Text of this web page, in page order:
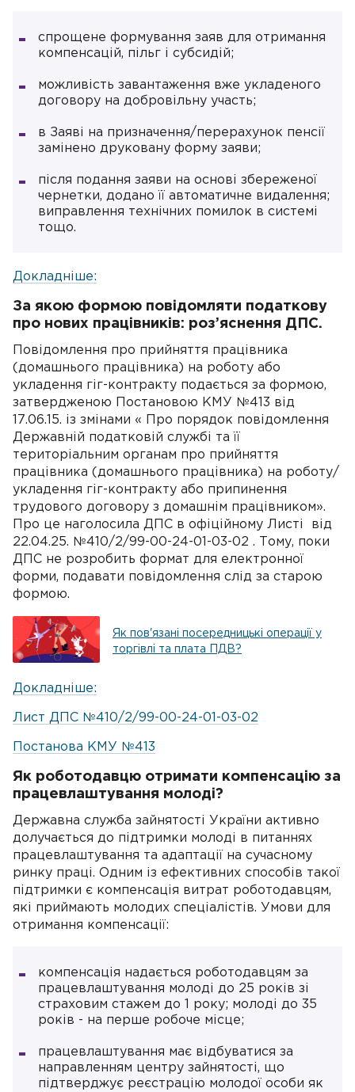
спрощене формування заяв для отримання
компенсацій, пільг і субсидій;
можливість завантаження вже укладеного
договору на добровільну участь;
в Заяві на призначення/перерахунок пенсії
замінено друковану форму заяви;
після подання заяви на основі збереженої
чернетки, додано її автоматичне видалення;
виправлення технічних помилок в системі
тощо.
Докладніше:
За якою формою повідомляти податкову
про нових працівників: роз’яснення ДПС.
Повідомлення про прийняття працівника
(домашнього працівника) на роботу або
укладення гіг-контракту подається за формою,
затвердженою Постановою КМУ №413 від
17.06.15. із змінами « Про порядок повідомлення
Державній податковій службі та її
територіальним органам про прийняття
працівника (домашнього працівника) на роботу/
укладення гіг-контракту або припинення
трудового договору з домашнім працівником».
Про це наголосила ДПС в офіційному Листі від
22.04.25. №410/2/99-00-24-01-03-02 . Тому, поки
ДПС не розробить формат для електронної
форми, подавати повідомлення слід за старою
формою.
Як пов'язані посередницькі операції у
торгівлі та плата ПДВ?
Докладніше:
Лист ДПС №410/2/99-00-24-01-03-02
Постанова КМУ №413
Як роботодавцю отримати компенсацію за
працевлаштування молоді?
Державна служба зайнятості України активно
долучається до підтримки молоді в питаннях
працевлаштування та адаптації на сучасному
ринку праці. Одним із ефективних способів такої
підтримки є компенсація витрат роботодавцям,
які приймають молодих спеціалістів. Умови для
отримання компенсації:
компенсація надається роботодавцям за
працевлаштування молоді до 25 років зі
страховим стажем до 1 року; молоді до 35
років - на перше робоче місце;
працевлаштування має відбуватися за
направленням центру зайнятості, що
підтверджує реєстрацію молодої особи як